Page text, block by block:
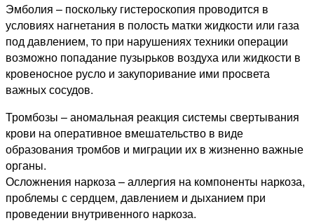
Эмболия – поскольку гистероскопия проводится в
условиях нагнетания в полость матки жидкости или газа
под давлением, то при нарушениях техники операции
возможно попадание пузырьков воздуха или жидкости в
кровеносное русло и закупоривание ими просвета
важных сосудов.
Тромбозы – аномальная реакция системы свертывания
крови на оперативное вмешательство в виде
образования тромбов и миграции их в жизненно важные
органы.
Осложнения наркоза – аллергия на компоненты наркоза,
проблемы с сердцем, давлением и дыханием при
проведении внутривенного наркоза.